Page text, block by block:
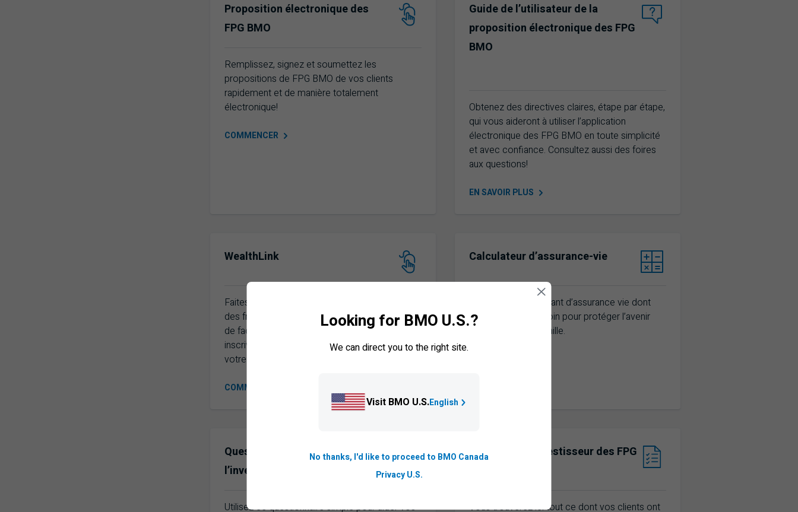
Proposition électronique des
FPG BMO
Remplissez, signez et soumettez les
propositions de FPG BMO de vos clients
rapidement et de manière totalement
électronique!
COMMENCER
Guide de l’utilisateur de la
proposition électronique des FPG
BMO
Obtenez des directives claires, étape par étape,
qui vous aideront à utiliser l’application
électronique des FPG BMO en toute simplicité
et avec confiance. Consultez aussi des foires
aux questions!
EN SAVOIR PLUS
WealthLink
Faites le suivi des actifs sous administration,
des frais de service et des dossiers des clients
de façon sécuritaire. Ouvrez une session ou
inscrivez-vous dès aujourd’hui pour améliorer
votre efficacité opérationnelle.
COMMENCER
Calculateur d’assurance-vie
Déterminez le montant d’assurance vie dont
vos clients ont besoin pour protéger l’avenir
financier de leur famille.
Questionnaire sur le profil de
l’investisseur – Vie universelle
Utilisez ce questionnaire simple pour aider vos
Trousse de l’investisseur des FPG
Fonds de placement garanti
Vous trouverez ici tout ce dont vos clients ont
Looking for BMO U.S.?
We can direct you to the right site.
Visit BMO U.S.English
No thanks, I'd like to proceed to BMO Canada
Privacy U.S.